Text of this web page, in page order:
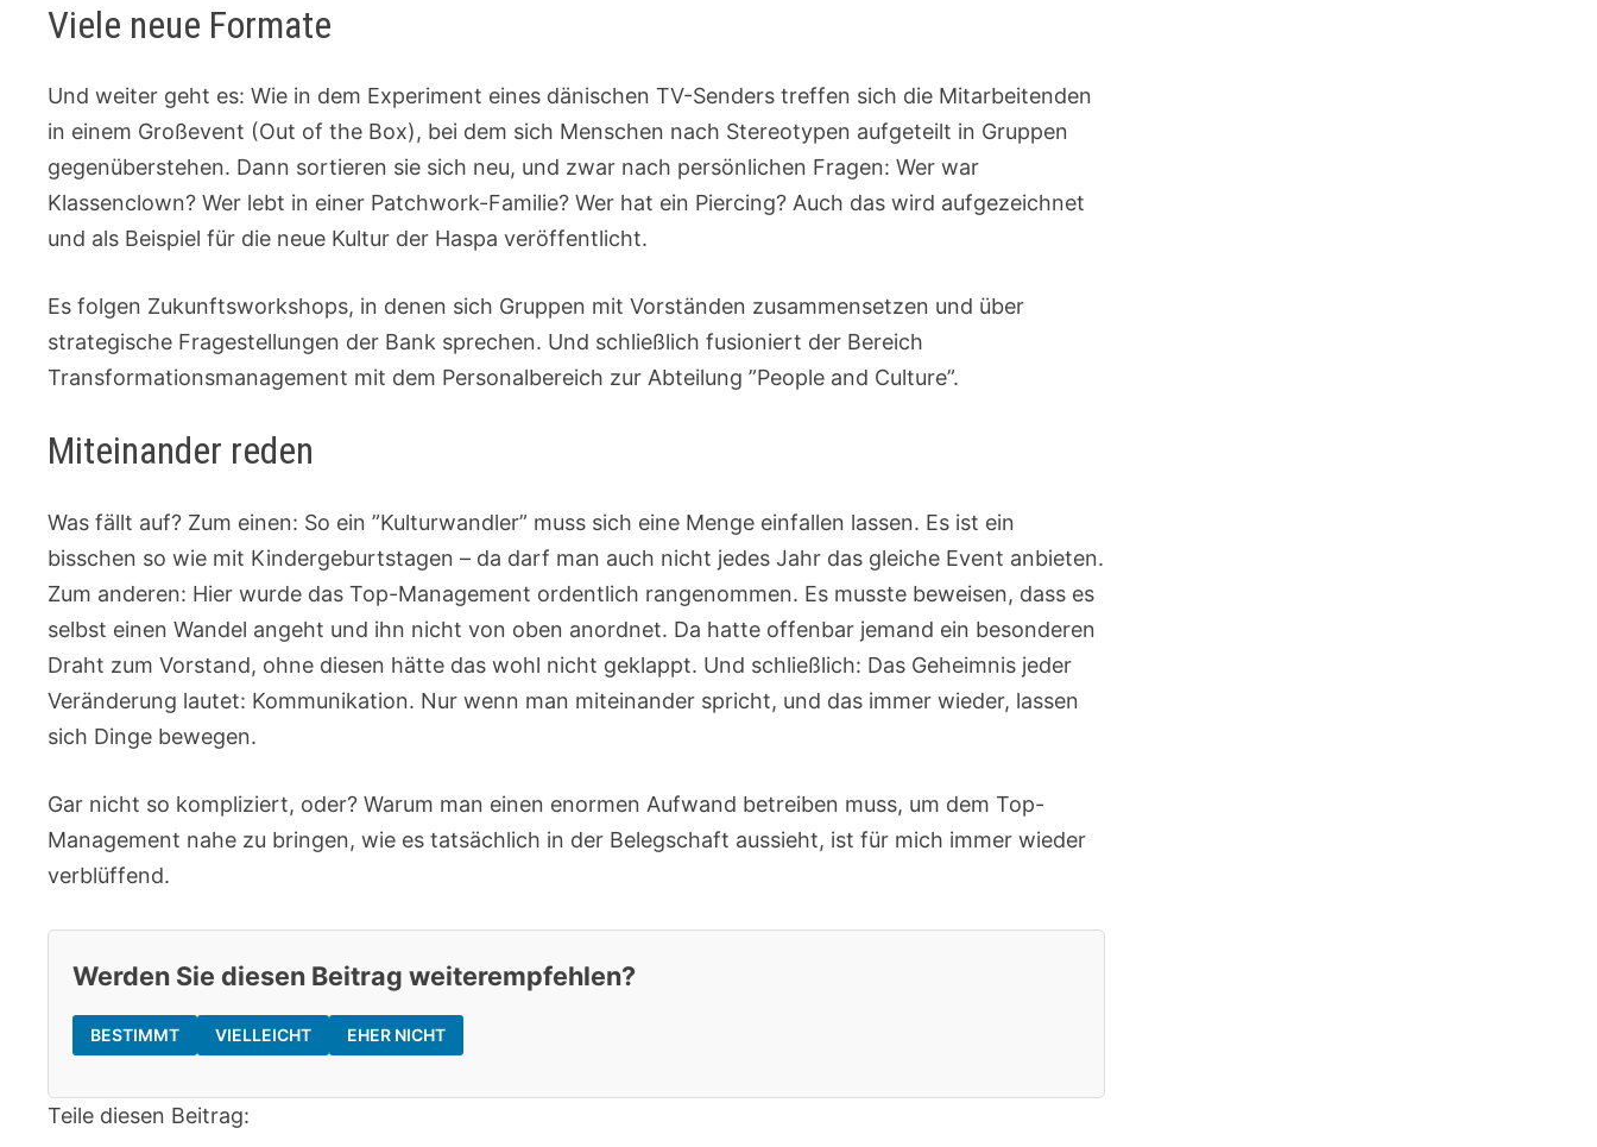
Viele neue Formate
Und weiter geht es: Wie in dem Experiment eines dänischen TV-Senders treffen sich die Mitarbeitenden
in einem Großevent (Out of the Box), bei dem sich Menschen nach Stereotypen aufgeteilt in Gruppen
gegenüberstehen. Dann sortieren sie sich neu, und zwar nach persönlichen Fragen: Wer war
Klassenclown? Wer lebt in einer Patchwork-Familie? Wer hat ein Piercing? Auch das wird aufgezeichnet
und als Beispiel für die neue Kultur der Haspa veröffentlicht.
Es folgen Zukunftsworkshops, in denen sich Gruppen mit Vorständen zusammensetzen und über
strategische Fragestellungen der Bank sprechen. Und schließlich fusioniert der Bereich
Transformationsmanagement mit dem Personalbereich zur Abteilung ”People and Culture”.
Miteinander reden
Was fällt auf? Zum einen: So ein ”Kulturwandler” muss sich eine Menge einfallen lassen. Es ist ein
bisschen so wie mit Kindergeburtstagen – da darf man auch nicht jedes Jahr das gleiche Event anbieten.
Zum anderen: Hier wurde das Top-Management ordentlich rangenommen. Es musste beweisen, dass es
selbst einen Wandel angeht und ihn nicht von oben anordnet. Da hatte offenbar jemand ein besonderen
Draht zum Vorstand, ohne diesen hätte das wohl nicht geklappt. Und schließlich: Das Geheimnis jeder
Veränderung lautet: Kommunikation. Nur wenn man miteinander spricht, und das immer wieder, lassen
sich Dinge bewegen.
Gar nicht so kompliziert, oder? Warum man einen enormen Aufwand betreiben muss, um dem Top-
Management nahe zu bringen, wie es tatsächlich in der Belegschaft aussieht, ist für mich immer wieder
verblüffend.
Werden Sie diesen Beitrag weiterempfehlen?
BESTIMMT VIELLEICHT EHER NICHT
Teile diesen Beitrag: